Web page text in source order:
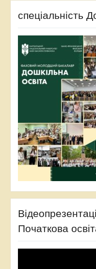
спеціальність
Початкова